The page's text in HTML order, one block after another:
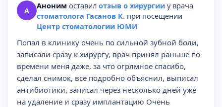
А Аноним оставил отзыв о хирургии у врача
стоматолога Гасанов К. при посещении
Центр стоматологии ЮМИ
Попал в клинику очень по сильной зубной боли,
записали сразу к хирургу, врач принял раньше по
времени меня даже, за что огрлмное спасибо,
сделал снимок, все подробно объяснил, выписал
антибиотики, записал через несколько дней уже
на удаление и сразу имплантацию Очень